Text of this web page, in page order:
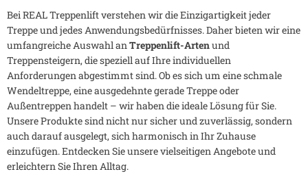
Bei REAL Treppenlift verstehen wir die Einzigartigkeit jeder
Treppe und jedes Anwendungsbedürfnisses. Daher bieten wir eine
umfangreiche Auswahl anTreppenlift-Artenund
Treppensteigern, die speziell auf Ihre individuellen
Anforderungen abgestimmt sind. Ob es sich um eine schmale
Wendeltreppe, eine ausgedehnte gerade Treppe oder
Außentreppen handelt – wir haben die ideale Lösung für Sie.
Unsere Produkte sind nicht nur sicher und zuverlässig, sondern
auch darauf ausgelegt, sich harmonisch in Ihr Zuhause
einzufügen. Entdecken Sie unsere vielseitigen Angebote und
erleichtern Sie Ihren Alltag.